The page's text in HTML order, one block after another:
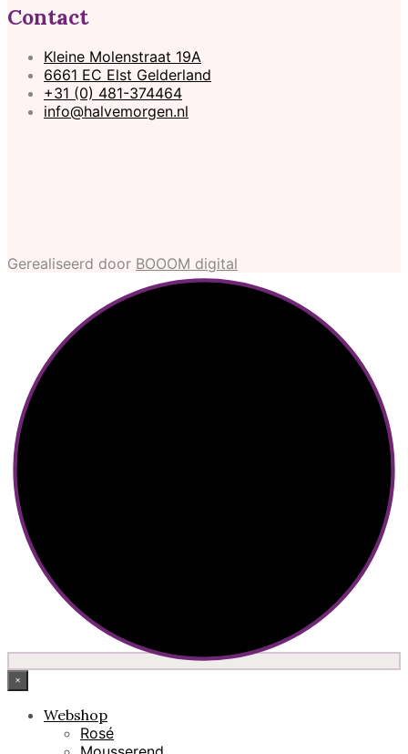
Contact
Kleine Molenstraat 19A
6661 EC Elst Gelderland
+31 (0) 481-374464
info@halvemorgen.nl
Gerealiseerd door BOOOM digital
×
Webshop
Rosé